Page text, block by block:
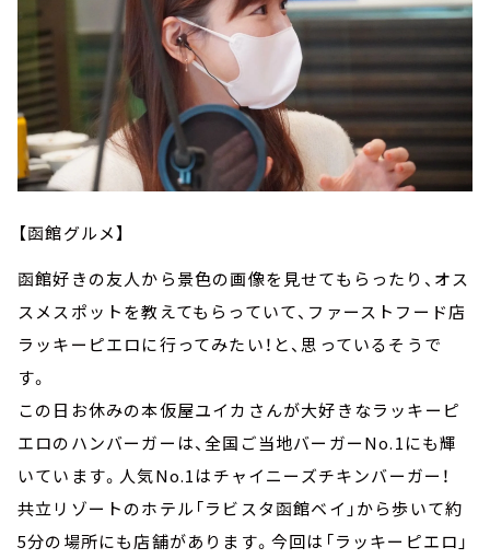
【函館グルメ】
函館好きの友人から景色の画像を見せてもらったり、オス
スメスポットを教えてもらっていて、ファーストフード店
ラッキーピエロに行ってみたい！と、思っているそうで
す。
この日お休みの本仮屋ユイカさんが大好きなラッキーピ
エロのハンバーガーは、全国ご当地バーガーNo.1にも輝
いています。人気No.1はチャイニーズチキンバーガー！
共立リゾートのホテル「ラビスタ函館ベイ」から歩いて約
5分の場所にも店舗があります。今回は「ラッキーピエロ」